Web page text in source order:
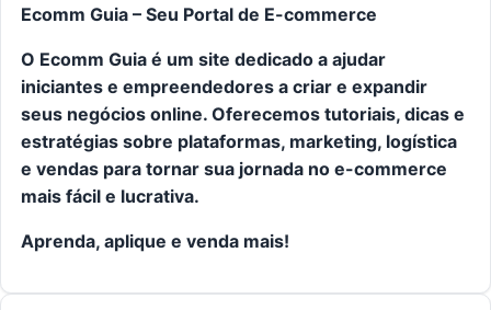
Ecomm Guia – Seu Portal de E-commerce
O Ecomm Guia é um site dedicado a ajudar
iniciantes e empreendedores a criar e expandir
seus negócios online. Oferecemos tutoriais, dicas e
estratégias sobre plataformas, marketing, logística
e vendas para tornar sua jornada no e-commerce
mais fácil e lucrativa.
Aprenda, aplique e venda mais!